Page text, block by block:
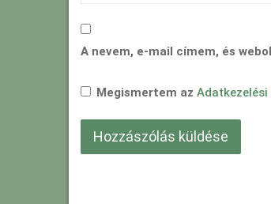
A nevem, e-mail címem, és
Megismertem az